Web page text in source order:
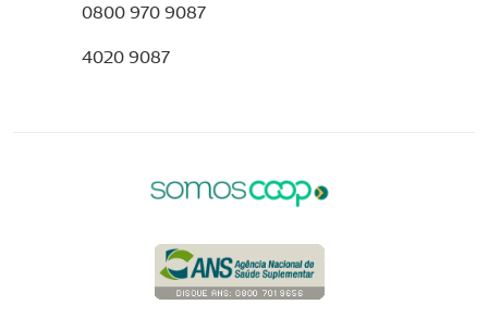
0800 970 9087
4020 9087